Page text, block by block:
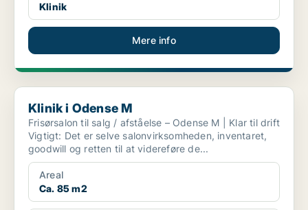
Klinik
Mere info
Klinik i Odense M
Klinik i Odense M
Frisørsalon til salg / afståelse – Odense M | Klar til drift
Vigtigt: Det er selve salonvirksomheden, inventaret,
goodwill og retten til at videreføre de...
Areal
Ca. 85 m2